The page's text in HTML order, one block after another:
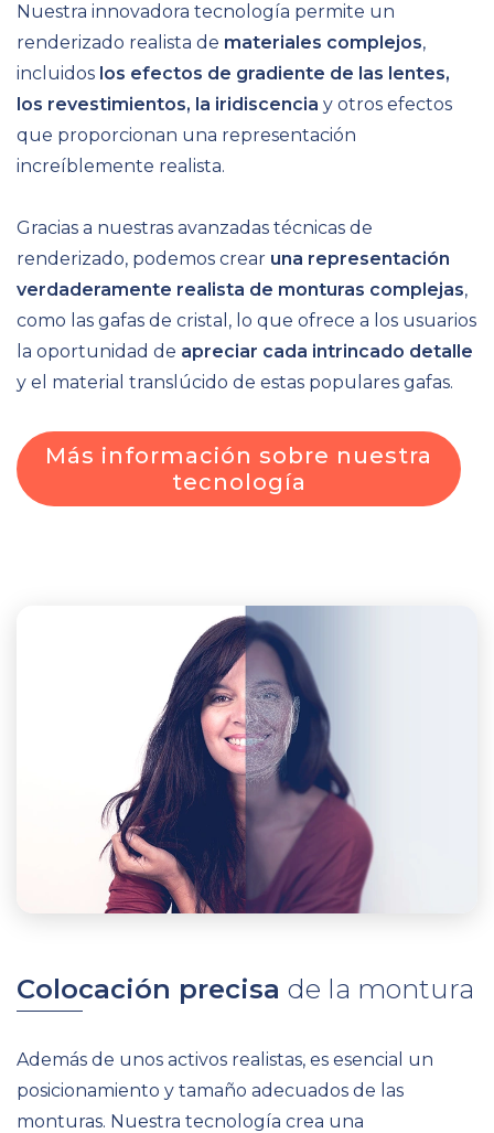
Nuestra innovadora tecnología permite un
renderizado realista de materiales complejos,
incluidos los efectos de gradiente de las lentes,
los revestimientos, la iridiscencia y otros efectos
que proporcionan una representación
increíblemente realista.
Gracias a nuestras avanzadas técnicas de
renderizado, podemos crear una representación
verdaderamente realista de monturas complejas,
como las gafas de cristal , lo que ofrece a los usuarios
la oportunidad de apreciar cada intrincado detalle
y el material translúcido de estas populares gafas.
Más información sobre nuestra
tecnología
Colocación precisa de la montura
Además de unos activos realistas, es esencial un
posicionamiento y tamaño adecuados de las
monturas. Nuestra tecnología crea una